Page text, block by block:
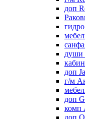
доп
души
доп
г/м
доп
комп
доп